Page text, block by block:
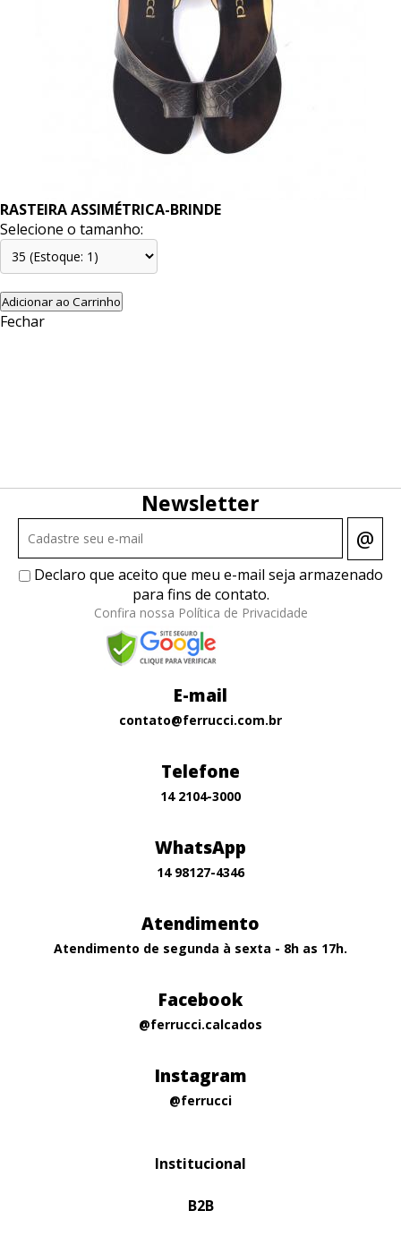
RASTEIRA ASSIMÉTRICA-BRINDE
Selecione o tamanho:
Adicionar ao Carrinho
Fechar
Newsletter
@
Declaro que aceito que meu e-mail seja armazenado
para fins de contato.
Confira nossa Política de Privacidade
E-mail
contato@ferrucci.com.br
Telefone
14 2104-3000
WhatsApp
14 98127-4346
Atendimento
Atendimento de segunda à sexta - 8h as 17h.
Facebook
@ferrucci.calcados
Instagram
@ferrucci
Institucional
B2B